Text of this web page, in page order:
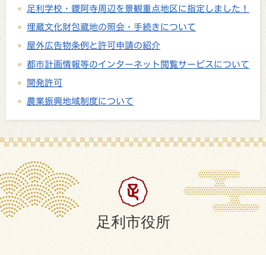
足利学校・鑁阿寺周辺を景観重点地区に指定しました！
埋蔵文化財包蔵地の照会・手続きについて
屋外広告物条例と許可申請の紹介
都市計画情報等のインターネット閲覧サービスについて
開発許可
農業振興地域制度について
足利市役所